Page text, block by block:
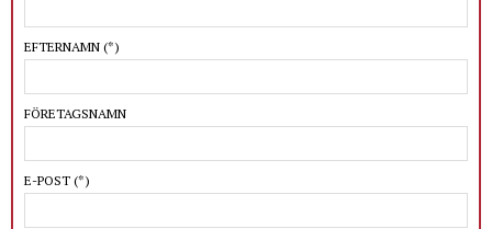
EFTERNAMN (*)
FÖRETAGSNAMN
E-POST (*)